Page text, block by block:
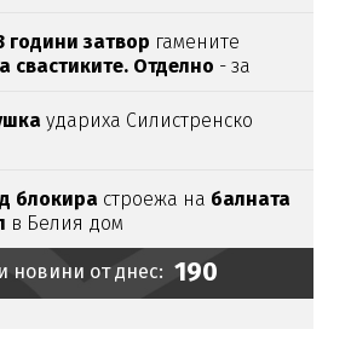
години затвор гамените
свастиките. Отделно - за
удариха Силистренско
блокира строежа на балната
в Белия дом
новини от днес: 190